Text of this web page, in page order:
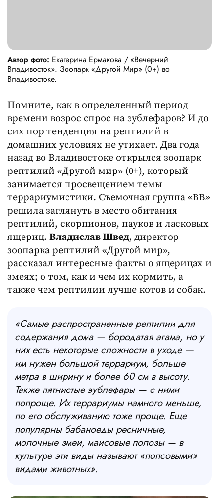
Автор фото: Екатерина Ермакова / «Вечерний
Владивосток». Зоопарк «Другой Мир» (0+) во
Владивостоке.
Помните, как в определенный период
времени возрос спрос на эублефаров? И до
сих пор тенденция на рептилий в
домашних условиях не утихает. Два года
назад во Владивостоке открылся зоопарк
рептилий «Другой мир» (0+), который
занимается просвещением темы
террариумистики. Съемочная группа «ВВ»
решила заглянуть в место обитания
рептилий, скорпионов, пауков и ласковых
ящериц. Владислав Швед, директор
зоопарка рептилий «Другой мир»,
рассказал интересные факты о ящерицах и
змеях; о том, как и чем их кормить, а
также чем рептилии лучше котов и собак.
«Самые распространенные рептилии для
содержания дома — бородатая агама, но у
них есть некоторые сложности в уходе —
им нужен большой террариум, больше
метра в ширину и более 60 см в высоту.
Также пятнистые эублефары — с ними
попроще. Их террариумы намного меньше,
по его обслуживанию тоже проще. Еще
популярны бабаноеды ресничные,
молочные змеи, маисовые полозы — в
культуре эти виды называют «попсовыми»
видами животных».